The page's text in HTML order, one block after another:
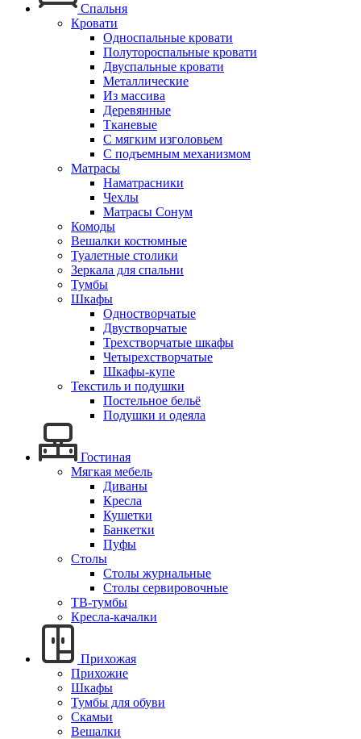
Спальня
Кровати
Односпальные кровати
Полутороспальные кровати
Двуспальные кровати
Металлические
Из массива
Деревянные
Тканевые
С мягким изголовьем
С подъемным механизмом
Матрасы
Наматрасники
Чехлы
Матрасы Сонум
Комоды
Вешалки костюмные
Туалетные столики
Зеркала для спальни
Тумбы
Шкафы
Одностворчатые
Двустворчатые
Трехстворчатые шкафы
Четырехстворчатые
Шкафы-купе
Текстиль и подушки
Постельное бельё
Подушки и одеяла
Гостиная
Мягкая мебель
Диваны
Кресла
Кушетки
Банкетки
Пуфы
Столы
Столы журнальные
Столы сервировочные
ТВ-тумбы
Кресла-качалки
Прихожая
Прихожие
Шкафы
Тумбы для обуви
Скамьи
Вешалки